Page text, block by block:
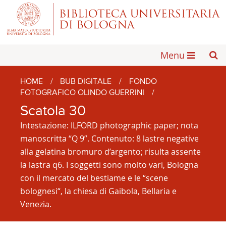
Menu
HOME / BUB DIGITALE /
FONDO
FOTOGRAFICO OLINDO GUERRINI
/
Scatola 30
Intestazione: ILFORD photographic paper; nota
manoscritta “Q 9”. Contenuto: 8 lastre negative
alla gelatina bromuro d’argento; risulta assente
la lastra q6. I soggetti sono molto vari, Bologna
con il mercato del bestiame e le “scene
bolognesi“, la chiesa di Gaibola, Bellaria e
Venezia.